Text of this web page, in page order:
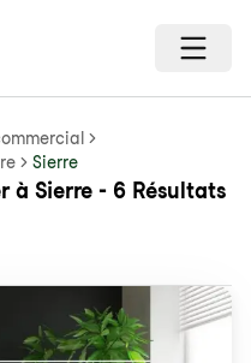
Sierre
à Sierre - 6 Résultats